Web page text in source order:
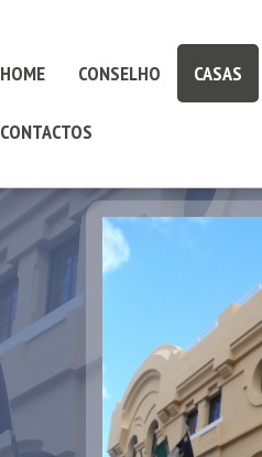
HOME CONSELHO CASAS
CONTACTOS